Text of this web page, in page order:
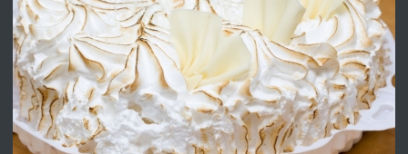
ПРЕДЛАГА
Давам обзаведено жилище за жена
без брокери 0889 537 426
преди 18 часа
ПРЕДЛАГА